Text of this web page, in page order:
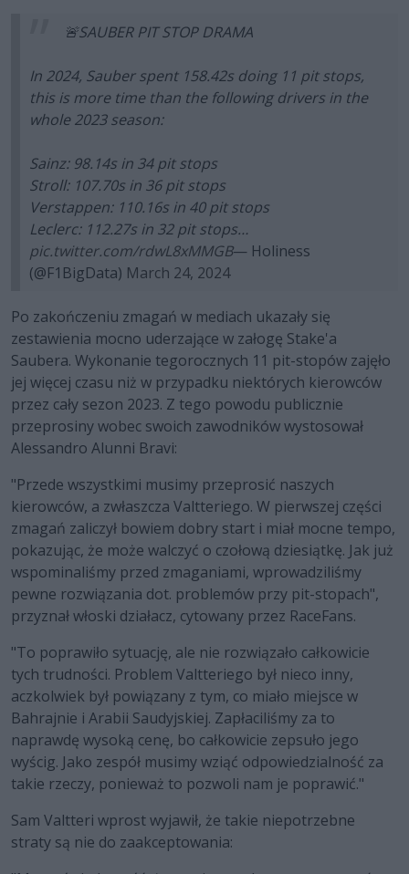
🚨SAUBER PIT STOP DRAMA
In 2024, Sauber spent 158.42s doing 11 pit stops,
this is more time than the following drivers in the
whole 2023 season:
Sainz: 98.14s in 34 pit stops
Stroll: 107.70s in 36 pit stops
Verstappen: 110.16s in 40 pit stops
Leclerc: 112.27s in 32 pit stops…
pic.twitter.com/rdwL8xMMGB— Holiness
(@F1BigData) March 24, 2024
Po zakończeniu zmagań w mediach ukazały się
zestawienia mocno uderzające w załogę Stake'a
Saubera. Wykonanie tegorocznych 11 pit-stopów zajęło
jej więcej czasu niż w przypadku niektórych kierowców
przez cały sezon 2023. Z tego powodu publicznie
przeprosiny wobec swoich zawodników wystosował
Alessandro Alunni Bravi:
"Przede wszystkimi musimy przeprosić naszych
kierowców, a zwłaszcza Valtteriego. W pierwszej części
zmagań zaliczył bowiem dobry start i miał mocne tempo,
pokazując, że może walczyć o czołową dziesiątkę. Jak już
wspominaliśmy przed zmaganiami, wprowadziliśmy
pewne rozwiązania dot. problemów przy pit-stopach",
przyznał włoski działacz, cytowany przez RaceFans.
"To poprawiło sytuację, ale nie rozwiązało całkowicie
tych trudności. Problem Valtteriego był nieco inny,
aczkolwiek był powiązany z tym, co miało miejsce w
Bahrajnie i Arabii Saudyjskiej. Zapłaciliśmy za to
naprawdę wysoką cenę, bo całkowicie zepsuło jego
wyścig. Jako zespół musimy wziąć odpowiedzialność za
takie rzeczy, ponieważ to pozwoli nam je poprawić."
Sam Valtteri wprost wyjawił, że takie niepotrzebne
straty są nie do zaakceptowania: